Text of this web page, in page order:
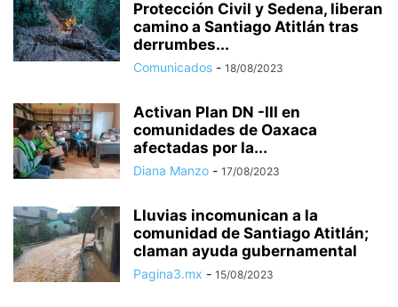
Protección Civil y Sedena, liberan
camino a Santiago Atitlán tras
derrumbes...
Comunicados - 18/08/2023
Activan Plan DN -III en
comunidades de Oaxaca
afectadas por la...
Diana Manzo - 17/08/2023
Lluvias incomunican a la
comunidad de Santiago Atitlán;
claman ayuda gubernamental
Pagina3.mx - 15/08/2023